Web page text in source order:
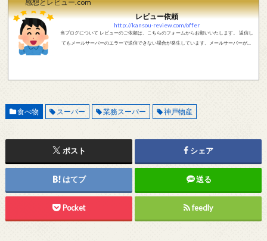
感想とレビュー.com
レビュー依頼
http://kansou-review.com/offer
当ブログについて レビューのご依頼は、こちらのフォームからお願いいたします。 返信し
てもメールサーバーのエラーで送信できない場合が発生しています。メールサーバーが正
食べ物 スーパー 業務スーパー 神戸物産
ポスト シェア
はてブ 送る
Pocket feedly